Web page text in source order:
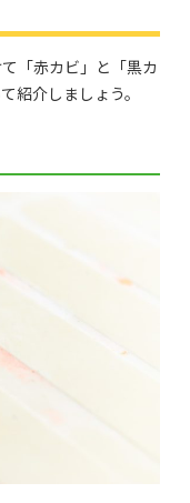
「赤カビ」と「黒カ
紹介しましょう。